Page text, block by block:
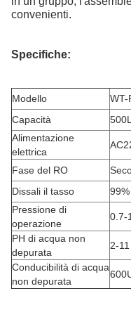
convenienti.
Specifiche:
Modello
WT-
Capacità
Alimentazione
elettrica
Fase del RO
Dissali il tasso
99%
Pressione di
operazione
0.7-
PH di acqua non
depurata
2-11
Conducibilità di acqua
non depurata